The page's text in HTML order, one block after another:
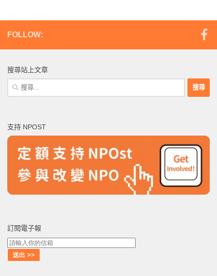
FOLLOW:
搜尋站上文章
搜
尋
字:
支持 NPOST
訂閱電子報